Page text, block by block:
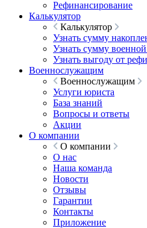
Рефинансирование
Калькулятор
Калькулятор
Узнать сумму
Узнать сумму
Узнать выгоду от
Военнослужащим
Военнослужащим
Услуги юриста
База знаний
Вопросы и ответы
Акции
О компании
О компании
О нас
Наша команда
Новости
Отзывы
Гарантии
Контакты
Приложение